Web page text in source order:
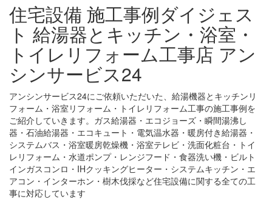
住宅設備 施工事例ダイジェス
ト 給湯器とキッチン・浴室・
トイレリフォーム工事店 アン
シンサービス24
アンシンサービス24にご依頼いただいた、給湯機器とキッチンリ
フォーム・浴室リフォーム・トイレリフォーム工事の施工事例を
ご紹介していきます。ガス給湯器・エコジョーズ・瞬間湯沸し
器・石油給湯器・エコキュート・電気温水器・暖房付き給湯器・
システムバス・浴室暖房乾燥機・浴室テレビ・洗面化粧台・トイ
レリフォーム・水道ポンプ・レンジフード・食器洗い機・ビルト
インガスコンロ・IHクッキングヒーター・システムキッチン・エ
アコン・インターホン・樹木伐採など住宅設備に関する全ての工
事に対応しています